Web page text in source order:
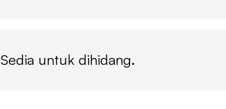
Sedia untuk dihidang.